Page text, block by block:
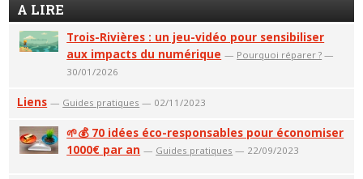
A LIRE
Trois-Rivières : un jeu-vidéo pour sensibiliser
aux impacts du numérique — Pourquoi réparer ? —
30/01/2026
Liens — Guides pratiques — 02/11/2023
🌱💰 70 idées éco-responsables pour économiser
1000€ par an — Guides pratiques — 22/09/2023